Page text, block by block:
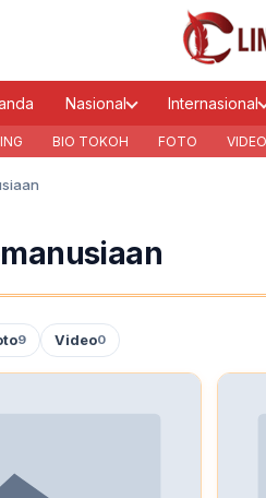
Nasional Internasional
BIO TOKOH FOTO VIDEO
9 Video0